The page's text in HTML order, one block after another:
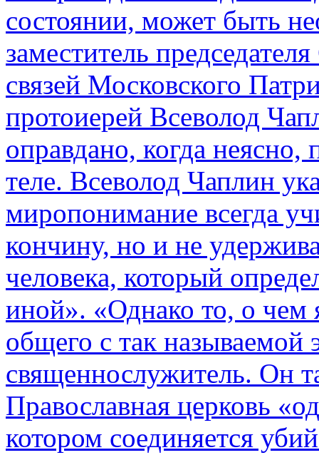
состоянии, может быть
заместитель
связей Московского
протоиерей Всеволод
оправдано, когда
теле. Всеволод Чаплин
миропонимание всегда
кончину, но и не
человека, который
иной». «Однако то, о чем
общего с так называемой
священнослужитель. Он
Православная церковь
котором соединяется